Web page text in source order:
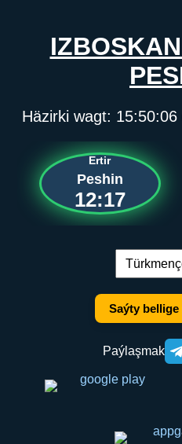
Häzirki wagt: 15:50:06
Ertir
Peshin
12:17
Dil çalşyryş:
Saýty bellige
Paýlaşmak